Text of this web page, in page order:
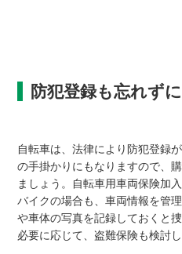
防犯登録も忘れずに
自転車は、法律により防犯登録
の手掛かりにもなりますので、
ましょう。自転車用車両保険加
バイクの場合も、車両情報を管
や車体の写真を記録しておくと
必要に応じて、盗難保険も検討し